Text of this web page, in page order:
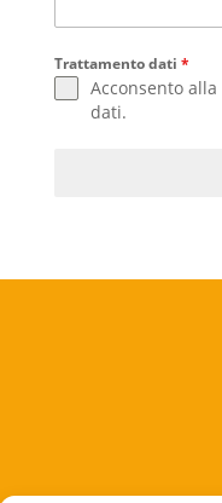
Trattamento dati *
Acconsento alla
dati.